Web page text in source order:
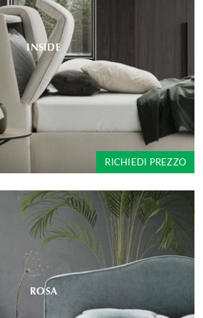
INSIDE
RICHIEDI PREZZO
ROSA